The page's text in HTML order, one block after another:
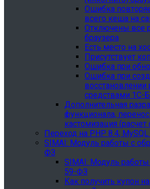
Ошибка
всего кеша на
Отключены все
браузера
Есть место на
Присутствует
Ошибка при
Ошибка при
восстановлении
средствами 1С-
Дополнительная
функционала,
кастомизация (расчет
Переход на PHP 8.4, MySQL
SIMAI: Модуль работы с
ФЗ
SIMAI: Модуль
59-ФЗ
Как получить купон